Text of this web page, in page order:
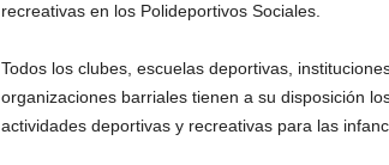
recreativas en los Polideportivos Sociales.
Todos los clubes, escuelas deportivas,
organizaciones barriales tienen a su disposición
actividades deportivas y recreativas para las